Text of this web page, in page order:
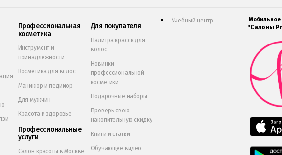
Профессиональная
косметика
Инструмент и
принадлежности
Косметика для волос
Маникюр и педикюр
Для мужчин
Красота и здоровье
Профессиональные
услуги
Салон красоты в Москве
Для покупателя
Палитра красок для
волос
Новинки
профессиональной
косметики
Подарочные наборы
Проверь свою
накопительную скидку
Книги и статьи
Обучающее видео
Учебный центр Мобильное
"Салоны